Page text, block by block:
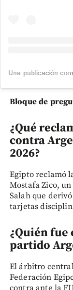
Bloque de
¿Qué
contra
2026?
Egipto reclamó
Mostafa Zico,
Salah que
tarjetas
¿Quién
partido
El árbitro
Federación